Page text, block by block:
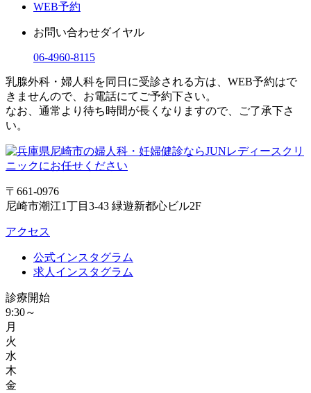
WEB予約
お問い合わせダイヤル
06-4960-8115
乳腺外科・婦人科を同日に受診される方は、WEB予約はで
きませんので、お電話にてご予約下さい。
なお、通常より待ち時間が長くなりますので、ご了承下さ
い。
〒661-0976
尼崎市潮江1丁目3-43 緑遊新都心ビル2F
アクセス
公式インスタグラム
求人インスタグラム
診療開始
9:30～
月
火
水
木
金